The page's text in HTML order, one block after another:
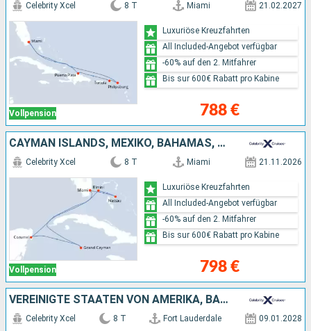
Vollpension
Celebrity Xcel 8 T Miami 21.02.2027
788 €
Luxuriöse Kreuzfahrten
All Included-Angebot verfügbar
-60% auf den 2. Mitfahrer
Bis sur 600€ Rabatt pro Kabine
CAYMAN ISLANDS, MEXIKO, BAHAMAS, VEREINIGTE STAATEN VON AMERIKA
Vollpension
Celebrity Xcel 8 T Miami 21.11.2026
798 €
Luxuriöse Kreuzfahrten
All Included-Angebot verfügbar
-60% auf den 2. Mitfahrer
Bis sur 600€ Rabatt pro Kabine
VEREINIGTE STAATEN VON AMERIKA, BAHAMAS, MEXIKO, CAYMAN ISLANDS
Celebrity Xcel 8 T Fort Lauderdale 09.01.2028